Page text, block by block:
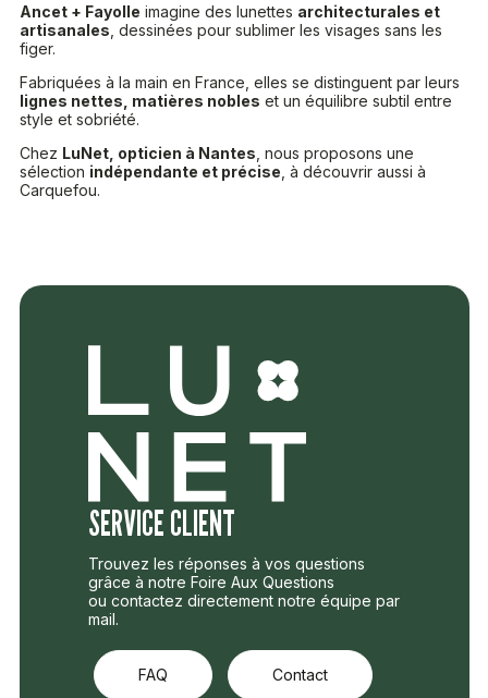
Ancet + Fayolle imagine des lunettes architecturales et
artisanales , dessinées pour sublimer les visages sans les
figer.
Fabriquées à la main en France, elles se distinguent par leurs
lignes nettes, matières nobles et un équilibre subtil entre
style et sobriété.
Chez LuNet, opticien à Nantes , nous proposons une
sélection indépendante et précise , à découvrir aussi à
Carquefou.
SERVICE CLIENT
Trouvez les réponses à vos questions
grâce à notre Foire Aux Questions
ou contactez directement notre équipe par
mail.
FAQ Contact